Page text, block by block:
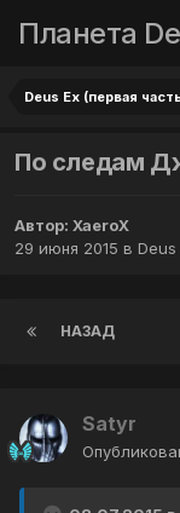
Планета
Deus Ex (первая
По следам
Автор: XaeroX
29 июня 2015 в Deus
НАЗАД
Satyr